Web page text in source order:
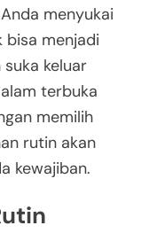
menyukai
bisa menjadi
keluar
terbuka
memilih
rutin akan
kewajiban.